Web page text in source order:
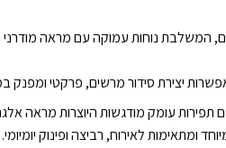
המשלבת נוחות עמוקה עם מראה
יצירת סידור מרשים, פרקטי ומפנק
תפירות עומק מודגשות היוצרות מראה
ומתאימות לאירוח, רביצה ופינוק יומיומי.